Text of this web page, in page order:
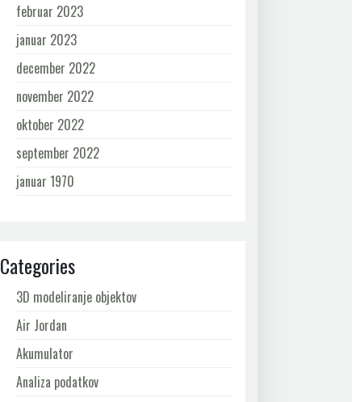
februar 2023
januar 2023
december 2022
november 2022
oktober 2022
september 2022
januar 1970
Categories
3D modeliranje objektov
Air Jordan
Akumulator
Analiza podatkov